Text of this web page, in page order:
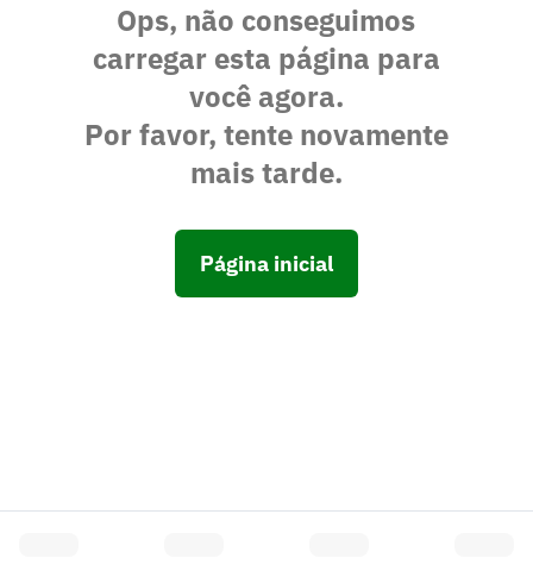
Ops, não conseguimos
carregar esta página para
você agora.
Por favor, tente novamente
mais tarde.
Página inicial